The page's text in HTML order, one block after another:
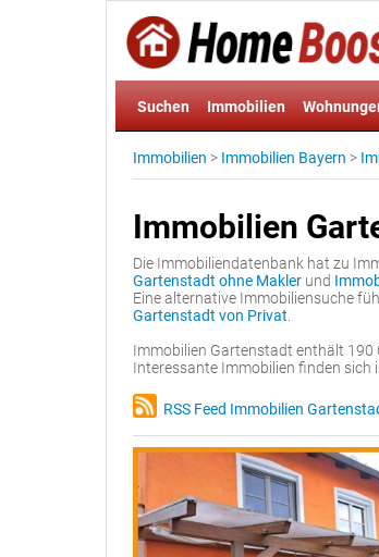
Suchen Immobilien
Immobilien > Immobilien Bayern >
Immobilien
Die Immobiliendatenbank hat zu
Gartenstadt ohne Makler und
Eine alternative Immobiliensuche
Gartenstadt von Privat
Immobilien Gartenstadt enthält 190
Interessante Immobilien finden sich
RSS Feed Immobilien